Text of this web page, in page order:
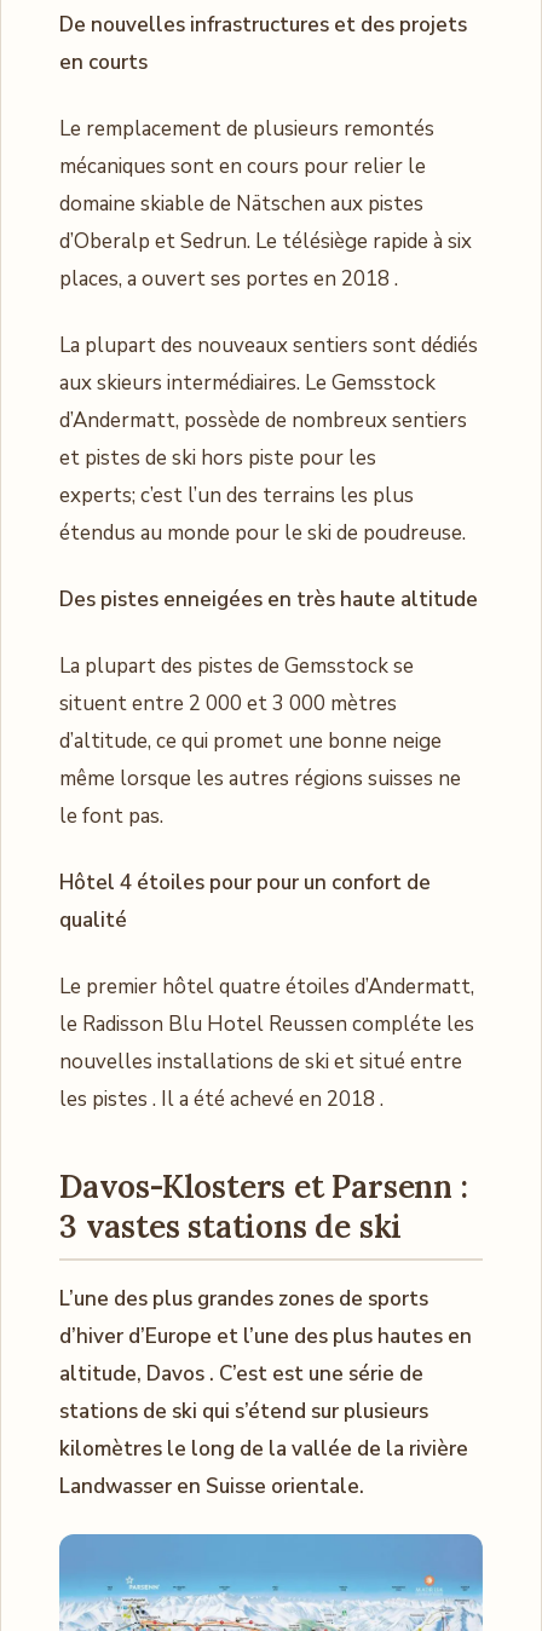
De nouvelles infrastructures et des projets
en courts
Le remplacement de plusieurs remontés
mécaniques sont en cours pour relier le
domaine skiable de Nätschen aux pistes
d’Oberalp et Sedrun. Le télésiège rapide à six
places, a ouvert ses portes en 2018 .
La plupart des nouveaux sentiers sont dédiés
aux skieurs intermédiaires. Le Gemsstock
d’Andermatt, possède de nombreux sentiers
et pistes de ski hors piste pour les
experts; c’est l’un des terrains les plus
étendus au monde pour le ski de poudreuse.
Des pistes enneigées en très haute altitude
La plupart des pistes de Gemsstock se
situent entre 2 000 et 3 000 mètres
d’altitude, ce qui promet une bonne neige
même lorsque les autres régions suisses ne
le font pas.
Hôtel 4 étoiles pour pour un confort de
qualité
Le premier hôtel quatre étoiles d’Andermatt,
le Radisson Blu Hotel Reussen compléte les
nouvelles installations de ski et situé entre
les pistes . Il a été achevé en 2018 .
Davos-Klosters et Parsenn :
3 vastes stations de ski
L’une des plus grandes zones de sports
d’hiver d’Europe et l’une des plus hautes en
altitude, Davos . C’est est une série de
stations de ski qui s’étend sur plusieurs
kilomètres le long de la vallée de la rivière
Landwasser en Suisse orientale.